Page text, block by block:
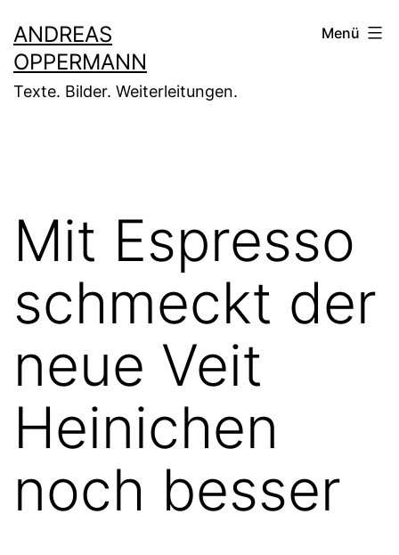
Inhalt
springen
ANDREAS
OPPERMANN
Texte. Bilder. Weiterleitungen.
Menü
Mit Espresso
schmeckt der
neue Veit
Heinichen
noch besser